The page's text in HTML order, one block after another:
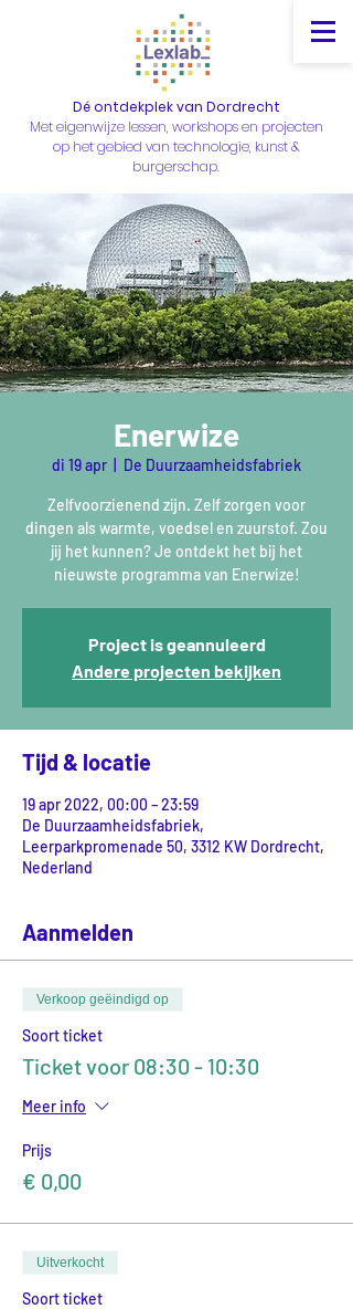
Dé ontdekplek van Dordrecht
Met eigenwijze lessen, workshops en projecten
op het gebied van technologie, kunst &
burgerschap.
Enerwize
di 19 apr De Duurzaamheidsfabriek
Zelfvoorzienend zijn. Zelf zorgen voor
dingen als warmte, voedsel en zuurstof. Zou
jij het kunnen? Je ontdekt het bij het
nieuwste programma van Enerwize!
Project is geannuleerd
Andere projecten bekijken
Tijd & locatie
19 apr 2022, 00:00 – 23:59
De Duurzaamheidsfabriek,
Leerparkpromenade 50, 3312 KW Dordrecht,
Nederland
Aanmelden
Verkoop geëindigd op
Soort ticket
Ticket voor 08:30 - 10:30
Meer info
Prijs
€ 0,00
Uitverkocht
Soort ticket